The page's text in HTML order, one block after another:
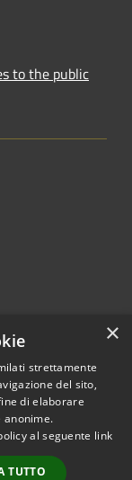
to the public
© 2026 • Città di
• Powered by
•
Admin
×
strettamente
del sito,
di elaborare
anonime.
al seguente link
TUTTO